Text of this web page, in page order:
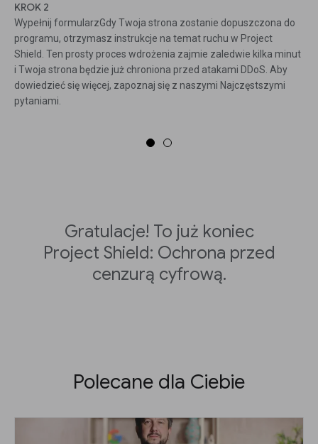
KROK 2
Wypełnij formularzGdy Twoja strona zostanie dopuszczona do
programu, otrzymasz instrukcje na temat ruchu w Project
Shield. Ten prosty proces wdrożenia zajmie zaledwie kilka minut
i Twoja strona będzie już chroniona przed atakami DDoS. Aby
dowiedzieć się więcej, zapoznaj się z naszymi Najczęstszymi
pytaniami.
Gratulacje! To już koniec
Project Shield: Ochrona przed
cenzurą cyfrową.
Polecane dla Ciebie